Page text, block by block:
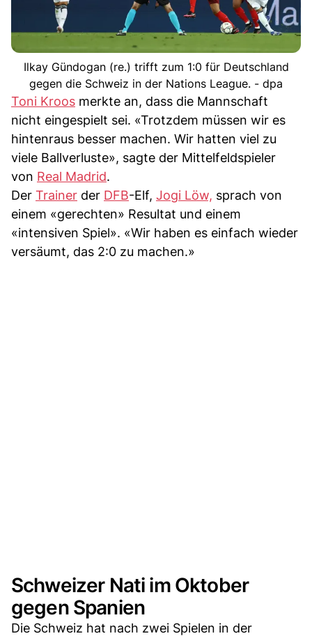
Ilkay Gündogan (re.) trifft zum 1:0 für Deutschland
gegen die Schweiz in der Nations League. - dpa
Toni Kroos merkte an, dass die Mannschaft
nicht eingespielt sei. «Trotzdem müssen wir es
hintenraus besser machen. Wir hatten viel zu
viele Ballverluste», sagte der Mittelfeldspieler
von Real Madrid.
Der Trainer der DFB-Elf, Jogi Löw, sprach von
einem «gerechten» Resultat und einem
«intensiven Spiel». «Wir haben es einfach wieder
versäumt, das 2:0 zu machen.»
Schweizer Nati im Oktober
gegen Spanien
Die Schweiz hat nach zwei Spielen in der